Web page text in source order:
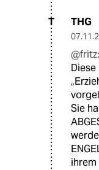
T THG
@fritz:
Sie